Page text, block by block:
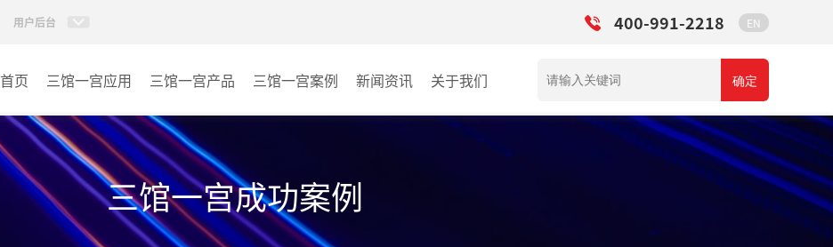
用户后台 400-991-2218 EN
首页 三馆一宫应用 三馆一宫产品
AI智慧视频会议系统
AI智慧会议平板
视频会议配件
三馆一宫案例
博物馆
图书馆
新闻资讯 关于我们 确定
三馆一宫成功案例